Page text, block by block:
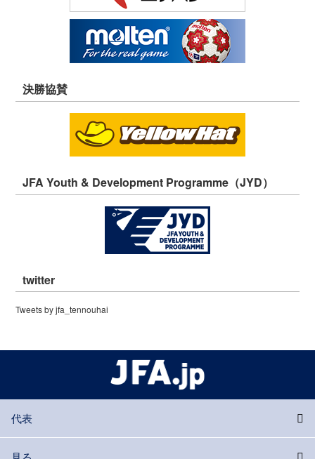
決勝協賛
JFA Youth & Development Programme（JYD）
twitter
Tweets by jfa_tennouhai
代表